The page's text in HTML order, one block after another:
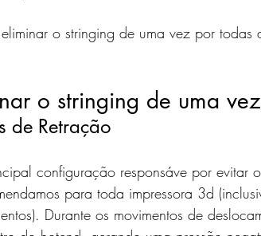
o stringing de uma vez por todas
o stringing de uma
de Retração
configuração responsáve por evitar
para toda impressora 3d
Durante os movimentos de